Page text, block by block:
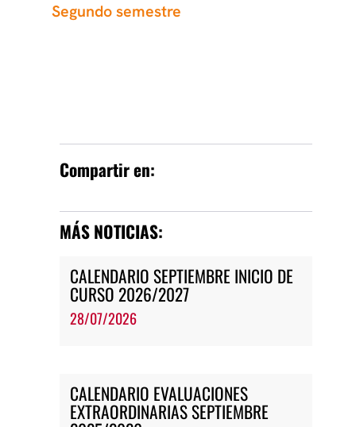
Segundo semestre
Compartir en:
MÁS NOTICIAS:
CALENDARIO SEPTIEMBRE INICIO DE
CURSO 2026/2027
28/07/2026
CALENDARIO EVALUACIONES
EXTRAORDINARIAS SEPTIEMBRE